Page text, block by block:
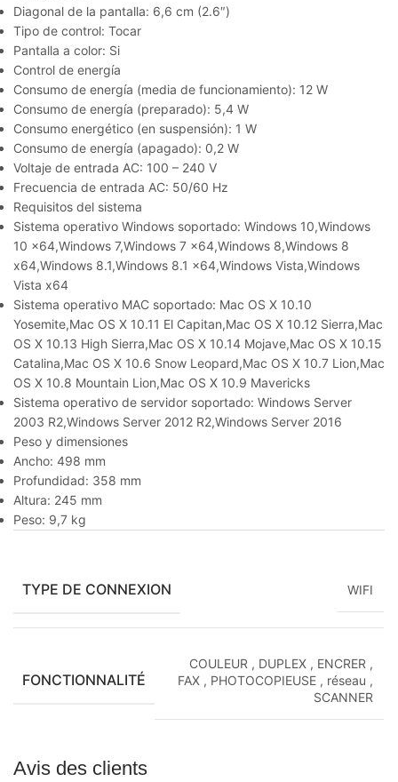
Diagonal de la pantalla: 6,6 cm (2.6″)
Tipo de control: Tocar
Pantalla a color: Si
Control de energía
Consumo de energía (media de funcionamiento): 12 W
Consumo de energía (preparado): 5,4 W
Consumo energético (en suspensión): 1 W
Consumo de energía (apagado): 0,2 W
Voltaje de entrada AC: 100 – 240 V
Frecuencia de entrada AC: 50/60 Hz
Requisitos del sistema
Sistema operativo Windows soportado: Windows 10,Windows
10 x64,Windows 7,Windows 7 x64,Windows 8,Windows 8
x64,Windows 8.1,Windows 8.1 x64,Windows Vista,Windows
Vista x64
Sistema operativo MAC soportado: Mac OS X 10.10
Yosemite,Mac OS X 10.11 El Capitan,Mac OS X 10.12 Sierra,Mac
OS X 10.13 High Sierra,Mac OS X 10.14 Mojave,Mac OS X 10.15
Catalina,Mac OS X 10.6 Snow Leopard,Mac OS X 10.7 Lion,Mac
OS X 10.8 Mountain Lion,Mac OS X 10.9 Mavericks
Sistema operativo de servidor soportado: Windows Server
2003 R2,Windows Server 2012 R2,Windows Server 2016
Peso y dimensiones
Ancho: 498 mm
Profundidad: 358 mm
Altura: 245 mm
Peso: 9,7 kg
TYPE DE CONNEXION WIFI
FONCTIONNALITÉ
COULEUR , DUPLEX , ENCRER ,
FAX , PHOTOCOPIEUSE , réseau ,
SCANNER
Avis des clients